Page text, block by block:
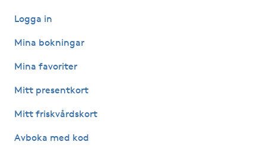
Fettreducering
Fillers
Fotmassage
Logga in
Mina bokningar
Mina favoriter
Mitt presentkort
Mitt friskvårdskort
Avboka med kod